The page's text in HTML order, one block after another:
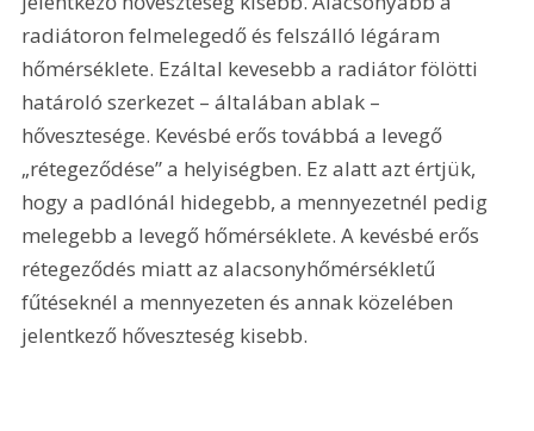
radiátoron felmelegedő és felszálló légáram
hőmérséklete. Ezáltal kevesebb a radiátor fölötti
határoló szerkezet – általában ablak –
hővesztesége. Kevésbé erős továbbá a levegő
„rétegeződése” a helyiségben. Ez alatt azt értjük,
hogy a padlónál hidegebb, a mennyezetnél pedig
melegebb a levegő hőmérséklete. A kevésbé erős
rétegeződés miatt az alacsonyhőmérsékletű
fűtéseknél a mennyezeten és annak közelében
jelentkező hőveszteség kisebb.